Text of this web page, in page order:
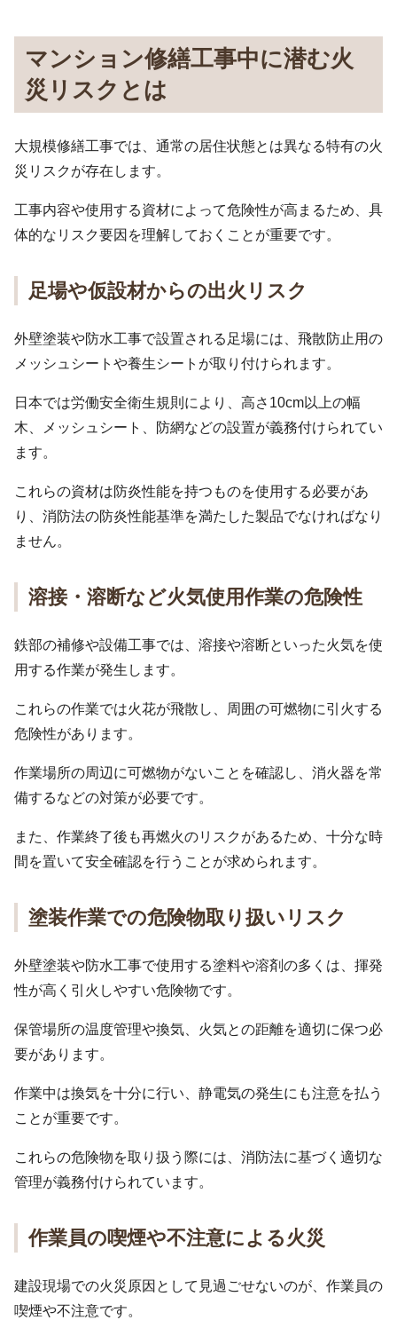
マンション修繕工事中に潜む火
災リスクとは
大規模修繕工事では、通常の居住状態とは異なる特有の火
災リスクが存在します。
工事内容や使用する資材によって危険性が高まるため、具
体的なリスク要因を理解しておくことが重要です。
足場や仮設材からの出火リスク
外壁塗装や防水工事で設置される足場には、飛散防止用の
メッシュシートや養生シートが取り付けられます。
日本では労働安全衛生規則により、高さ10cm以上の幅
木、メッシュシート、防網などの設置が義務付けられてい
ます。
これらの資材は防炎性能を持つものを使用する必要があ
り、消防法の防炎性能基準を満たした製品でなければなり
ません。
溶接・溶断など火気使用作業の危険性
鉄部の補修や設備工事では、溶接や溶断といった火気を使
用する作業が発生します。
これらの作業では火花が飛散し、周囲の可燃物に引火する
危険性があります。
作業場所の周辺に可燃物がないことを確認し、消火器を常
備するなどの対策が必要です。
また、作業終了後も再燃火のリスクがあるため、十分な時
間を置いて安全確認を行うことが求められます。
塗装作業での危険物取り扱いリスク
外壁塗装や防水工事で使用する塗料や溶剤の多くは、揮発
性が高く引火しやすい危険物です。
保管場所の温度管理や換気、火気との距離を適切に保つ必
要があります。
作業中は換気を十分に行い、静電気の発生にも注意を払う
ことが重要です。
これらの危険物を取り扱う際には、消防法に基づく適切な
管理が義務付けられています。
作業員の喫煙や不注意による火災
建設現場での火災原因として見過ごせないのが、作業員の
喫煙や不注意です。